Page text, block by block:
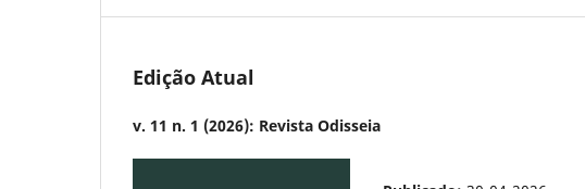
Edição Atual
v. 11 n. 1 (2026): Revista Odisseia